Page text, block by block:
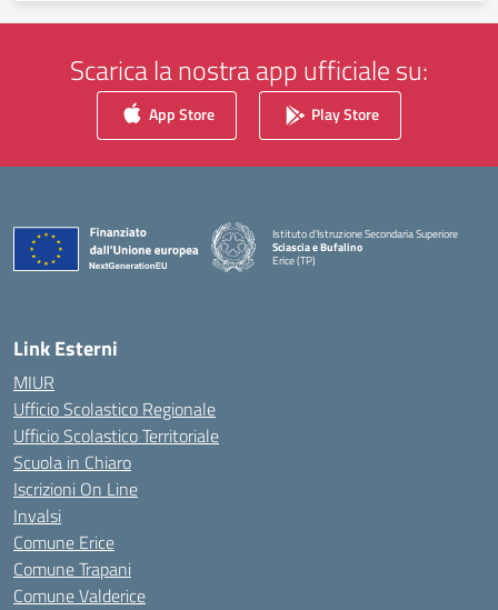
Scarica la nostra app ufficiale su:
App Store Play Store
Istituto d'Istruzione Secondaria Superiore
Sciascia e Bufalino
Erice (TP)
Link Esterni
MIUR
Ufficio Scolastico Regionale
Ufficio Scolastico Territoriale
Scuola in Chiaro
Iscrizioni On Line
Invalsi
Comune Erice
Comune Trapani
Comune Valderice